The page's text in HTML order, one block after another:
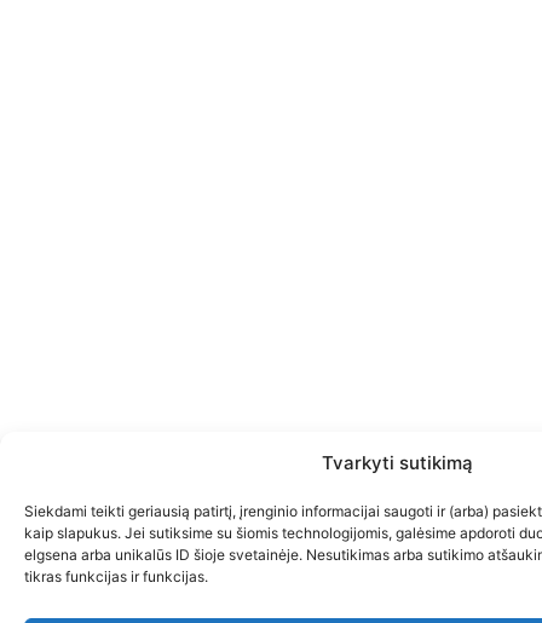
Tvarkyti sutikimą
Siekdami teikti geriausią patirtį, įrenginio informacijai saugoti ir (arba)
kaip slapukus. Jei sutiksime su šiomis technologijomis, galėsime apdoroti
elgsena arba unikalūs ID šioje svetainėje. Nesutikimas arba sutikimo
tikras funkcijas ir funkcijas.